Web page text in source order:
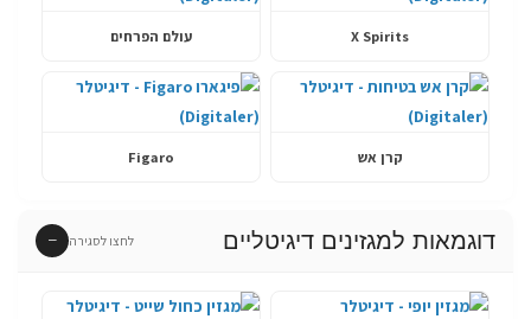
X Spirits עולם הפרחים
קרן אש Figaro
דוגמאות למגזינים דיגיטליים לחצו לסגירה −